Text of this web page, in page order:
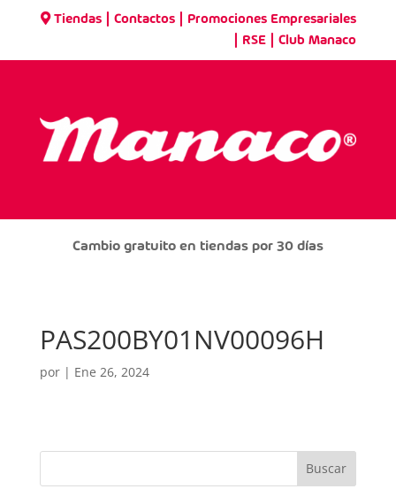
Tiendas |Contactos Promociones Empresariales
RSE |Club Manaco
Cambio gratuito en tiendas por 30 días
PAS200BY01NV00096H
por | Ene 26, 2024